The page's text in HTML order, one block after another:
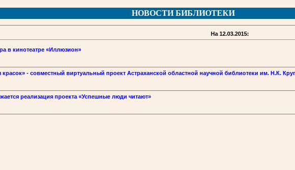
НОВОСТИ БИБЛИОТЕКИ
На 12.03.2015:
в кинотеатре «Иллюзион»
красок» - совместный виртуальный проект Астраханской областной научной библиотеки им. Н.К.
реализация проекта «Успешные люди читают»